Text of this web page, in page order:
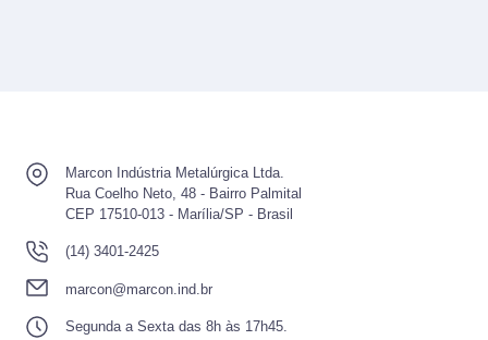
Marcon Indústria Metalúrgica Ltda.
Rua Coelho Neto, 48 - Bairro Palmital
CEP 17510-013 - Marília/SP - Brasil
(14) 3401-2425
marcon@marcon.ind.br
Segunda a Sexta das 8h às 17h45.